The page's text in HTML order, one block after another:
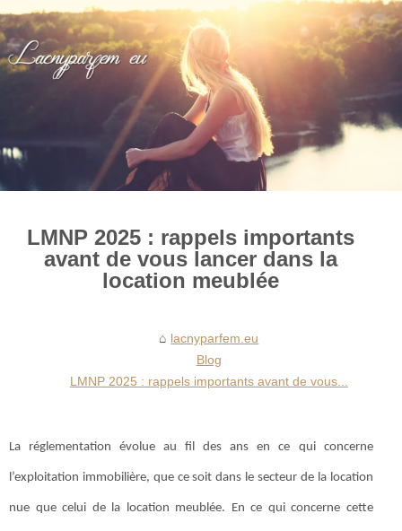
LMNP 2025 : rappels importants
avant de vous lancer dans la
location meublée
lacnyparfem.eu
Blog
LMNP 2025 : rappels importants avant de vous...
La réglementation évolue au fil des ans en ce qui concerne
l’exploitation immobilière, que ce soit dans le secteur de la location
nue que celui de la location meublée. En ce qui concerne cette